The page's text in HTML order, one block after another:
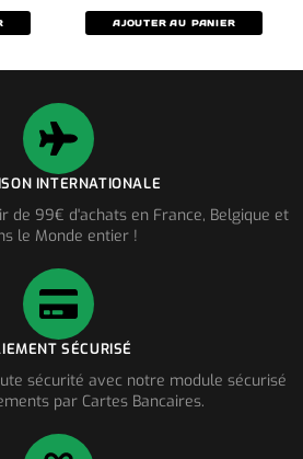
AJOUTER AU PANIER
INTERNATIONALE
de 99€ d'achats en France, Belgique et
le Monde entier !
SÉCURISÉ
sécurité avec notre module sécurisé
par Cartes Bancaires.